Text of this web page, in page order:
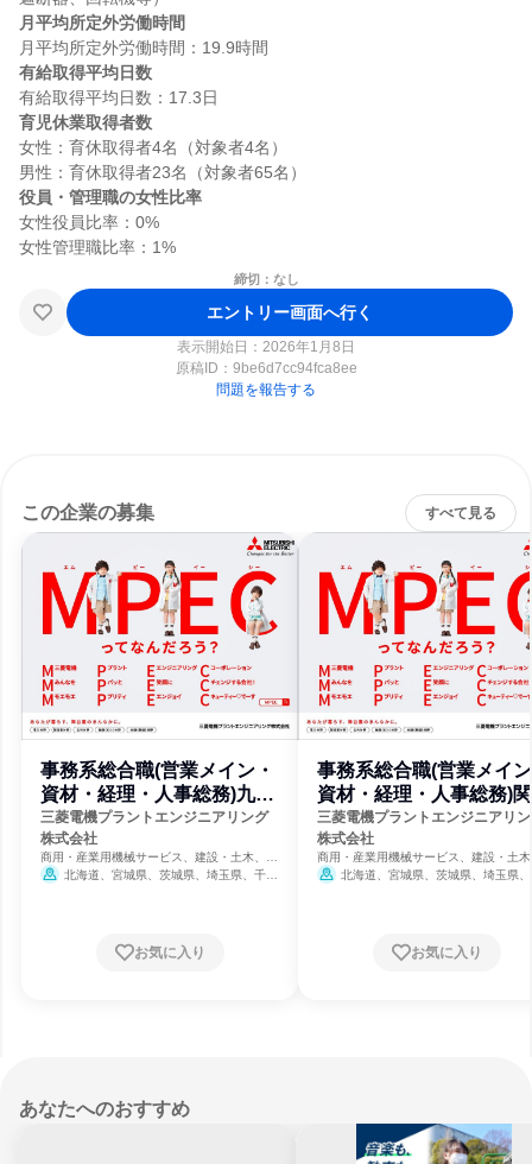
月平均所定外労働時間
有給取得平均日数
育児休業取得者数
女性：育休取得者4名（対象者4名）
役員・管理職の女性比率
女性役員比率：0%
締切：なし
エントリー画面へ行く
表示開始日：2026年1月8日
原稿ID： 9be6d7cc94fca8ee
問題を報告する
この企業の募集 すべて見る
事務系総合職(営業メイン・
資材・経理・人事総務)九州
エリア
三菱電機プラントエンジニアリング
株式会社
商用・産業用機械サービス、建設・土木、イ
ンフラ・鉱業
北海道、宮城県、茨城県、埼玉県、千葉
山口県、香川県、愛媛県、福岡県、長崎県、
熊本県、大分県、鹿児島県、沖縄県
お気に入り
事務系総合職(営業メイ
資材・経理・人事総務)
エリア
三菱電機プラントエンジニアリ
株式会社
商用・産業用機械サービス、建設・土
ンフラ・鉱業
北海道、宮城県、茨城県、埼玉県
山口県、香川県、愛媛県、福岡県、長
熊本県、大分県、鹿児島県、沖縄県
お気に入り
あなたへのおすすめ